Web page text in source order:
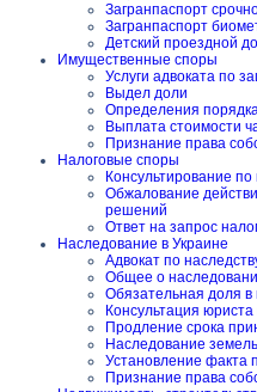
Загранпаспорт
Загранпаспорт
Детский проездной
Имущественные споры
Услуги адвоката по
Выдел доли
Определения
Выплата стоимости
Признание права
Налоговые споры
Консультирование
Обжалование
решений
Ответ на запрос
Наследование в Украине
Адвокат по
Общее о
Обязательная доля в
Консультация
Продление срока
Наследование
Установление факта
Признание права